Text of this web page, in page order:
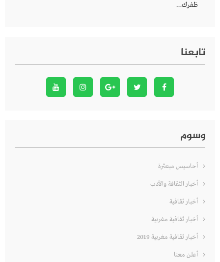
ظفرك…
تابعنا
وسوم
أحاسيس مبعثرة
أخبار الثقافة والأدب
أخبار ثقافية
أخبار ثقافية مغربية
أخبار ثقافية مغربية 2019
أعلن معنا